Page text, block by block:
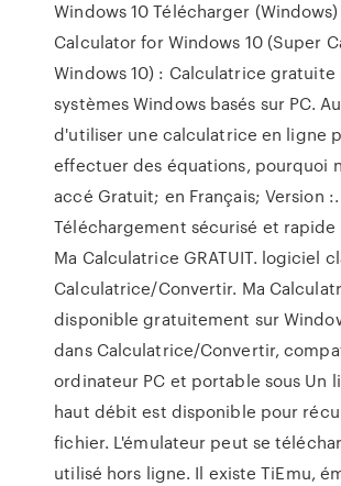
Windows 10 Télécharger
Calculator for Windows 10 (Super
Windows 10) : Calculatrice gratuite
systèmes Windows basés sur PC.
d'utiliser une calculatrice en ligne
effectuer des équations, pourquoi
accé Gratuit; en Français; Version :.
Téléchargement sécurisé et
Ma Calculatrice GRATUIT. logiciel
Calculatrice/Convertir. Ma
disponible gratuitement sur
dans Calculatrice/Convertir,
ordinateur PC et portable sous Un
haut débit est disponible pour
fichier. L'émulateur peut se
utilisé hors ligne. Il existe TiEmu,